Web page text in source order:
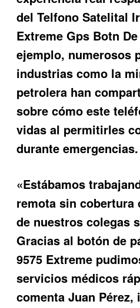
delTelfono Satelital
Extreme Gps Botn
ejemplo, numerosos
industrias como la
petrolera han
sobre cómo este
vidas al permitirles
durante emergencias.
«Estábamos
remota sin cobertura
de nuestros colegas
Gracias al botón de
9575 Extreme
servicios médicos
comenta Juan